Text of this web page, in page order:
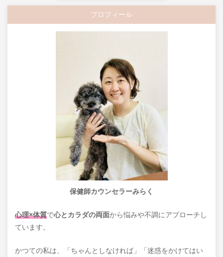
プロフィール
保健師カウンセラーみらく
心理×体質で心とカラダの両面から悩みや不調にアプローチし
ています。
かつての私は、「ちゃんとしなければ」「迷惑をかけてはい